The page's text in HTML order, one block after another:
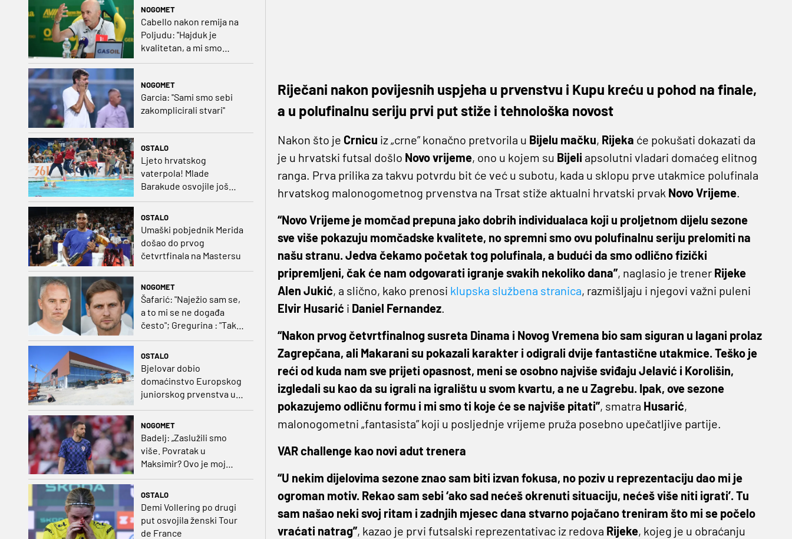
NOGOMET
Cabello nakon remija na
Poljudu: ''Hajduk je
kvalitetan, a mi smo
NOGOMET
Garcia: ''Sami smo sebi
zakomplicirali stvari''
OSTALO
Ljeto hrvatskog
vaterpola! Mlade
Barakude osvojile još
jedan naslov svjetskih
OSTALO
Umaški pobjednik Merida
došao do prvog
četvrtfinala na Mastersu
NOGOMET
Šafarić: "Naježio sam se,
a to mi se ne događa
često"; Gregurina : "Tako
OSTALO
Bjelovar dobio
domaćinstvo Europskog
juniorskog prvenstva u
NOGOMET
Badelj: „Zaslužili smo
više. Povratak u
Maksimir? Ovo je moj
dom“
OSTALO
Demi Vollering po drugi
put osvojila ženski Tour
de France
Riječani nakon povijesnih uspjeha u prvenstvu i Kupu kreću u pohod na finale,
a u polufinalnu seriju prvi put stiže i tehnološka novost
Nakon što je Crnicu iz „crne” konačno pretvorila u Bijelu mačku, Rijeka će pokušati dokazati da
je u hrvatski futsal došlo Novo vrijeme, ono u kojem su Bijeli apsolutni vladari domaćeg elitnog
ranga. Prva prilika za takvu potvrdu bit će već u subotu, kada u sklopu prve utakmice polufinala
hrvatskog malonogometnog prvenstva na Trsat stiže aktualni hrvatski prvak Novo Vrijeme.
“Novo Vrijeme je momčad prepuna jako dobrih individualaca koji u proljetnom dijelu sezone
sve više pokazuju momčadske kvalitete, no spremni smo ovu polufinalnu seriju prelomiti na
našu stranu. Jedva čekamo početak tog polufinala, a budući da smo odlično fizički
pripremljeni, čak će nam odgovarati igranje svakih nekoliko dana”, naglasio je trener Rijeke
Alen Jukić, a slično, kako prenosi klupska službena stranica, razmišljaju i njegovi važni puleni
Elvir Husarić i Daniel Fernandez.
“Nakon prvog četvrtfinalnog susreta Dinama i Novog Vremena bio sam siguran u lagani prolaz
Zagrepčana, ali Makarani su pokazali karakter i odigrali dvije fantastične utakmice. Teško je
reći od kuda nam sve prijeti opasnost, meni se osobno najviše sviđaju Jelavić i Korolišin,
izgledali su kao da su igrali na igralištu u svom kvartu, a ne u Zagrebu. Ipak, ove sezone
pokazujemo odličnu formu i mi smo ti koje će se najviše pitati”, smatra Husarić,
malonogometni „fantasista” koji u posljednje vrijeme pruža posebno upečatljive partije.
VAR challenge kao novi adut trenera
“U nekim dijelovima sezone znao sam biti izvan fokusa, no poziv u reprezentaciju dao mi je
ogroman motiv. Rekao sam sebi ‘ako sad nećeš okrenuti situaciju, nećeš više niti igrati’. Tu
sam našao neki svoj ritam i zadnjih mjesec dana stvarno pojačano treniram što mi se počelo
vraćati natrag”, kazao je prvi futsalski reprezentativac iz redova Rijeke, kojeg je u obraćanju